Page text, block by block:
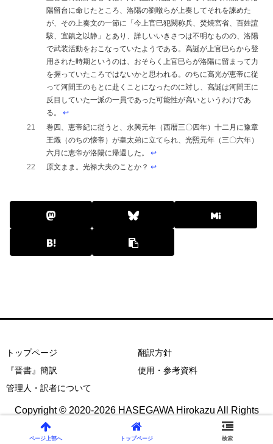
陽留台に命じたところ、洛陽の劉暾らが上奏してそれを諫めた
が、その上奏文の一節に「今上官巳犯闕称兵、焚焼宮省、百姓諠
駭、宜鎮之以静」とあり、詳しいいきさつは不明なものの、洛陽
で武装活動をおこなっていたようである。高誕が上官巳らから登
用された時期というのは、おそらく上官巳らが洛陽に留まって力
を握っていたころではないかと思われる。のちに高光が恵帝に従
って河間王のもとに赴くことになったのに対し、高誕は河間王に
反目していた一派の一員であった可能性が高いというわけであ
る。↩︎
21
巻四、恵帝紀に従うと、永興元年（西暦三〇四年）十二月に豫章
王熾（のちの懐帝）が皇太弟に立てられ、光煕元年（三〇六年）
六月に恵帝が洛陽に帰還した。↩︎
22
原文まま。光禄大夫のことか？↩︎
トップページ
翻訳方針
『晋書』簡訳
使用・参考資料
管理人・訳者について
Copyright © 2020-2026 HASEGAWA Hirokazu All Rights
Reserved.
ページ上部へ トップページ 検索